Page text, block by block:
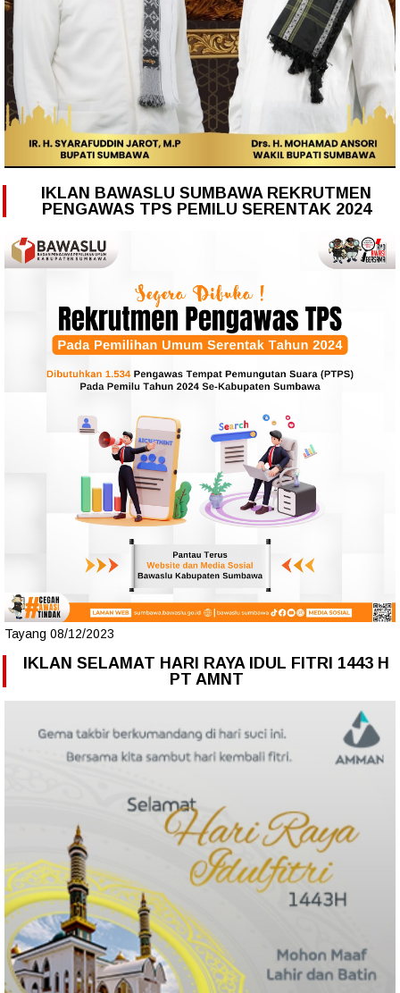
IKLAN BAWASLU SUMBAWA REKRUTMEN
PENGAWAS TPS PEMILU SERENTAK 2024
Tayang 08/12/2023
IKLAN SELAMAT HARI RAYA IDUL FITRI 1443 H
PT AMNT